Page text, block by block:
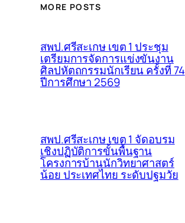
MORE POSTS
สพป.ศรีสะเกษ เขต 1 ประชุม
เตรียมการจัดการแข่งขันงาน
ศิลปหัตถกรรมนักเรียน ครั้งที่ 74
ปีการศึกษา 2569
สพป.ศรีสะเกษ เขต 1 จัดอบรม
เชิงปฏิบัติการขั้นพื้นฐาน
โครงการบ้านนักวิทยาศาสตร์
น้อย ประเทศไทย ระดับปฐมวัย